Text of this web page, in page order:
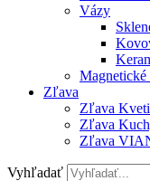
Vázy
Magnetické
Zľava
Zľava
Zľava
Zľava
Vyhľadať